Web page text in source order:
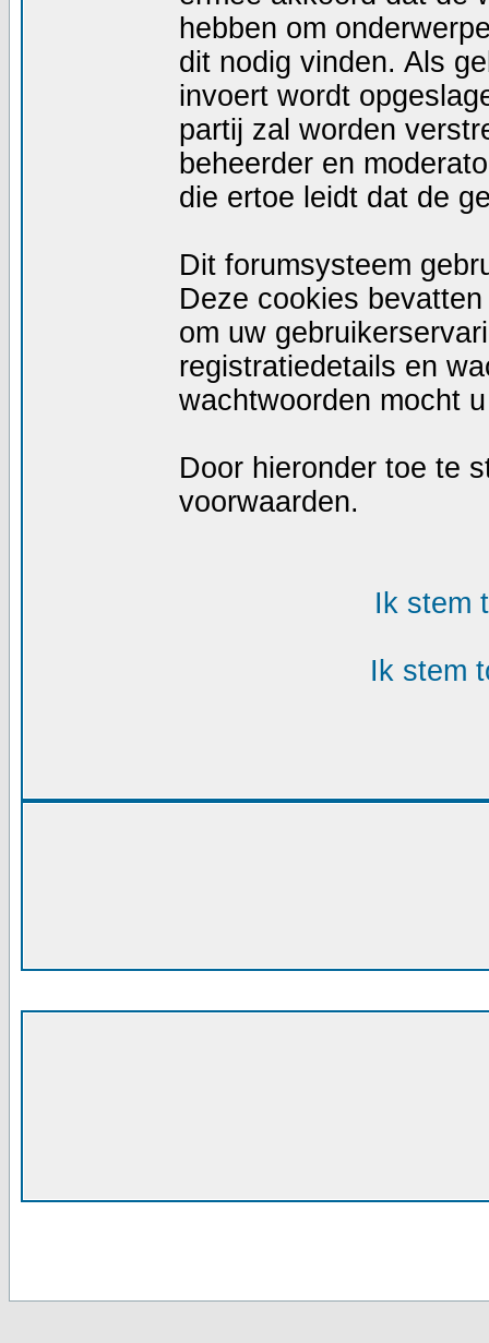
hebben om
dit nodig vinden. Als
invoert wordt
partij zal worden
beheerder en
die ertoe leidt dat de
Dit forumsysteem
Deze cookies
om uw
registratiedetails en
wachtwoorden mocht
Door hieronder toe te
voorwaarden.
Ik stem
Ik stem